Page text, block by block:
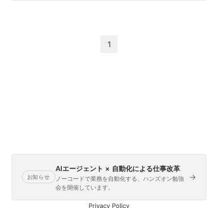
1
お知らせ
AIエージェント × 自動化による仕事改革
ノーコードで業務を自動化する、ハンズオン勉強
会を開催しています。
→
Privacy Policy